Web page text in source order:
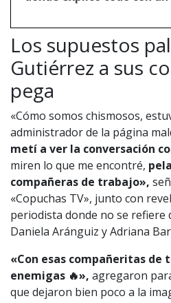
Los supuestos
Gutiérrez a sus
pega
«Cómo somos chismosos,
administrador de la página
metí a ver la conversación
miren lo que me encontré,
compañeras de trabajo»,
«Copuchas TV», junto con
periodista donde no se refiere
Daniela Aránguiz y Adriana
«Con esas compañeritas de
enemigas 🔥», agregaron
que dejaron bien poco a la